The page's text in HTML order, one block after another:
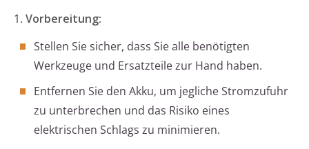
1. Vorbereitung:
Stellen Sie sicher, dass Sie alle benötigten
Werkzeuge und Ersatzteile zur Hand haben.
Entfernen Sie den Akku, um jegliche Stromzufuhr
zu unterbrechen und das Risiko eines
elektrischen Schlags zu minimieren.